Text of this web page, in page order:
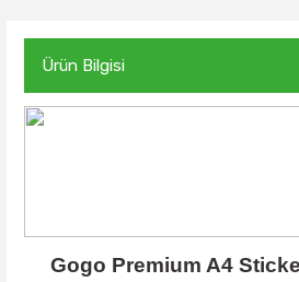
Ürün Bilgisi
Gogo Premium A4